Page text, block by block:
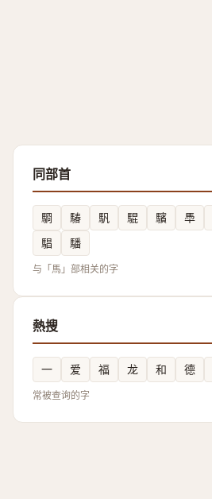
同部首
䮐 䮞 䭵 騉 驞 䭴
䮖
䮳
与「馬」部相关的字
熱搜
一 爱 福 龙 和 德
常被查询的字